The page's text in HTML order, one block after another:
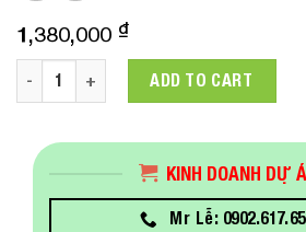
1,380,000 ₫
Hộp phối quang Dintek ODF 24 port
ADD TO CART
KINH DOANH DỰ
Mr Lễ: